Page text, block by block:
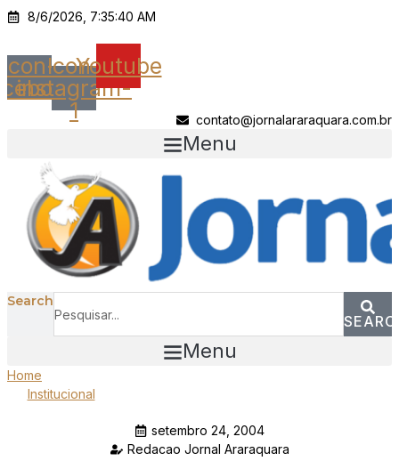
Ir
o
conteúdo
8/6/2026, 7:35:40 AM
Icon-Icon-
instagram-
1
Youtube
contato@jornalararaquara.com.br
Menu
Search
Menu
Home
Institucional
setembro 24, 2004
Redacao Jornal Araraquara